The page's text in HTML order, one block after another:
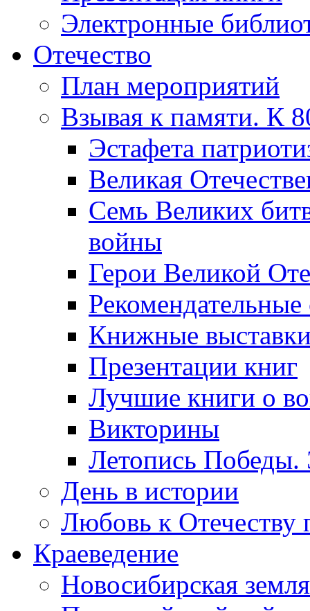
Электронные
Отечество
План мероприятий
Взывая к памяти. К
Эcтафета
Великая
Семь Великих
войны
Герои Великой
Рекомендательные
Книжные
Презентации книг
Лучшие книги о
Викторины
Летопись Победы.
День в истории
Любовь к Отечеству
Краеведение
Новосибирская земля